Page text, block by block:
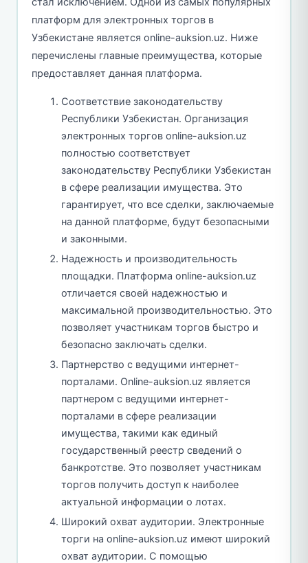
платформ для электронных торгов в
Узбекистане является online-auksion.uz. Ниже
перечислены главные преимущества, которые
предоставляет данная платформа.
Соответствие законодательству
Республики Узбекистан. Организация
электронных торгов online-auksion.uz
полностью соответствует
законодательству Республики Узбекистан
в сфере реализации имущества. Это
гарантирует, что все сделки, заключаемые
на данной платформе, будут безопасными
и законными.
Надежность и производительность
площадки. Платформа online-auksion.uz
отличается своей надежностью и
максимальной производительностью. Это
позволяет участникам торгов быстро и
безопасно заключать сделки.
Партнерство с ведущими интернет-
порталами. Online-auksion.uz является
партнером с ведущими интернет-
порталами в сфере реализации
имущества, такими как единый
государственный реестр сведений о
банкротстве. Это позволяет участникам
торгов получить доступ к наиболее
актуальной информации о лотах.
Широкий охват аудитории. Электронные
торги на online-auksion.uz имеют широкий
охват аудитории. С помощью